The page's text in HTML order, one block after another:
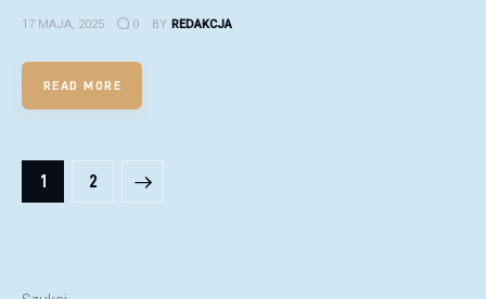
17 MAJA, 2025 0 BY REDAKCJA
READ MORE
Stronicowanie wpisów
PAGE
1 PAGE
2